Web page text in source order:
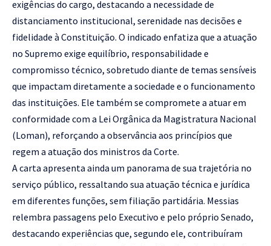
exigências do cargo, destacando a necessidade de
distanciamento institucional, serenidade nas decisões e
fidelidade à Constituição. O indicado enfatiza que a atuação
no Supremo exige equilíbrio, responsabilidade e
compromisso técnico, sobretudo diante de temas sensíveis
que impactam diretamente a sociedade e o funcionamento
das instituições. Ele também se compromete a atuar em
conformidade com a Lei Orgânica da Magistratura Nacional
(Loman), reforçando a observância aos princípios que
regem a atuação dos ministros da Corte.
A carta apresenta ainda um panorama de sua trajetória no
serviço público, ressaltando sua atuação técnica e jurídica
em diferentes funções, sem filiação partidária. Messias
relembra passagens pelo Executivo e pelo próprio Senado,
destacando experiências que, segundo ele, contribuíram